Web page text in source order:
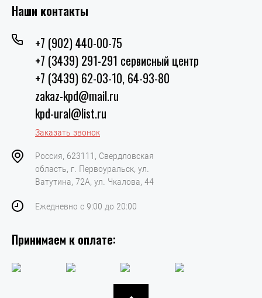
Наши контакты
+7 (902) 440-00-75
+7 (3439) 291-291 сервисный центр
+7 (3439) 62-03-10, 64-93-80
zakaz-kpd@mail.ru
kpd-ural@list.ru
Заказать звонок
Россия, 623111, Свердловская
область, г. Первоуральск, ул.
Ватутина, 72А, ул. Чкалова, 44
Ежедневно с 9:00 до 20:00
Принимаем к оплате: